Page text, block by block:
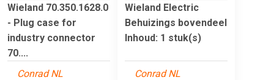
Wieland 70.350.1628.0
- Plug case for
industry connector
70....
Conrad NL
Wieland Electric
Behuizings bovendeel
Inhoud: 1 stuk(s)
Conrad NL